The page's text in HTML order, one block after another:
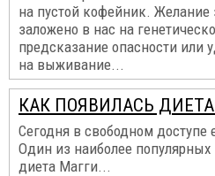
на пустой кофейник. Желание
заложено в нас на
предсказание опасности
на выживание...
КАК ПОЯВИЛАСЬ
Сегодня в свободном доступе
Один из наиболее популярных
диета Магги...